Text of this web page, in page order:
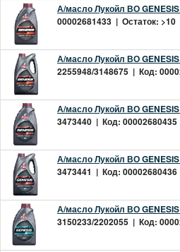
А/масло Лукойл ВО
00002681433 | Остаток:
А/масло Лукойл ВО
2255948/3148675 | Код:
А/масло Лукойл ВО GENESIS
3473440 | Код:
А/масло Лукойл ВО GENESIS
3473441 | Код:
А/масло Лукойл ВО GENESIS
3150233/2202055 | Код: